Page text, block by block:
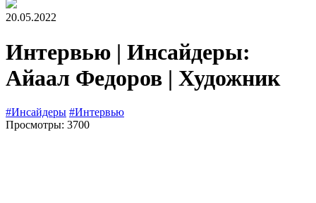
20.05.2022
Интервью | Инсайдеры:
Айаал Федоров | Художник
#Инсайдеры #Интервью
Просмотры: 3700